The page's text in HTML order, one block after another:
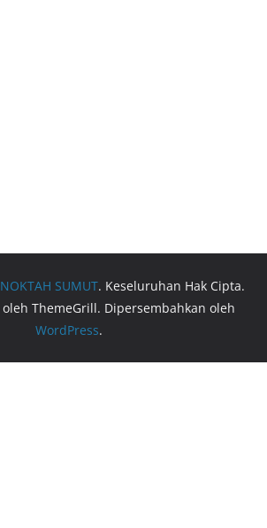
NOKTAH SUMUT. Keseluruhan Hak Cipta.
oleh ThemeGrill. Dipersembahkan oleh
WordPress.